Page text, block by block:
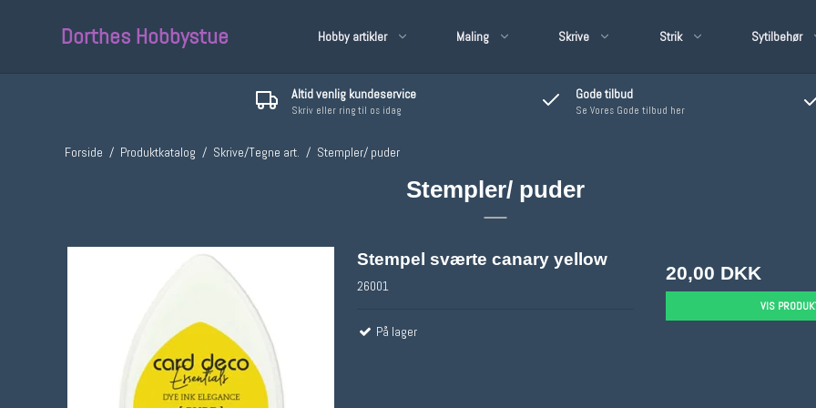
Dorthes Hobbystue Hobby artikler
satinbånd 6 mm
satinbånd øvrige str.
øvrie Bånd & Blonder
MAXI
Maling
Maling/Lak/Lim
Skrive Strik Sytilbehør
Altid venlig kundeservice
Skriv eller ring til os idag
Gode tilbud
Se Vores Gode tilbud her
Forside / Produktkatalog / Skrive/Tegne art. / Stempler/ puder
Stempler/ puder
Stempel sværte canary yellow
26001
På lager
20,00 DKK
VIS